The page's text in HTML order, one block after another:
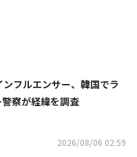
フルエンサー、韓国でラ
察が経緯を調査
2026/08/06 02:59